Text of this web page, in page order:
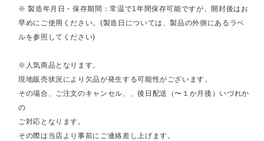
※ 製造年月日・保存期間：常温で1年間保存可能ですが、開封後はお
早めにご使用ください。(製造日については、製品の外側にあるラベ
ルを参照してください)
※人気商品となります。
現地販売状況により欠品が発生する可能性がございます。
その場合、ご注文のキャンセル、、後日配送（〜１か月後）いづれか
の
ご対応となります。
その際は当店より事前にご連絡差し上げます。